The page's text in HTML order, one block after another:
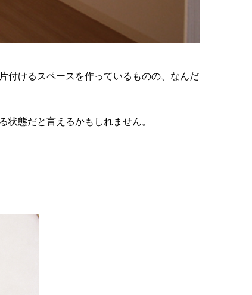
付けるスペースを作っているものの、なんだ
態だと言えるかもしれません。